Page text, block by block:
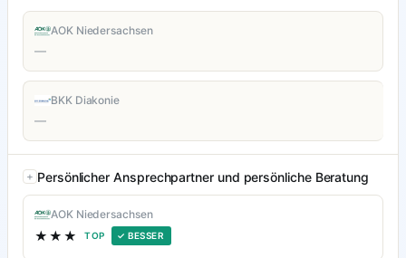
AOK Niedersachsen
—
BKK Diakonie
—
Persönlicher Ansprechpartner und persönliche Beratung
AOK Niedersachsen
★★★ TOP ✓ BESSER